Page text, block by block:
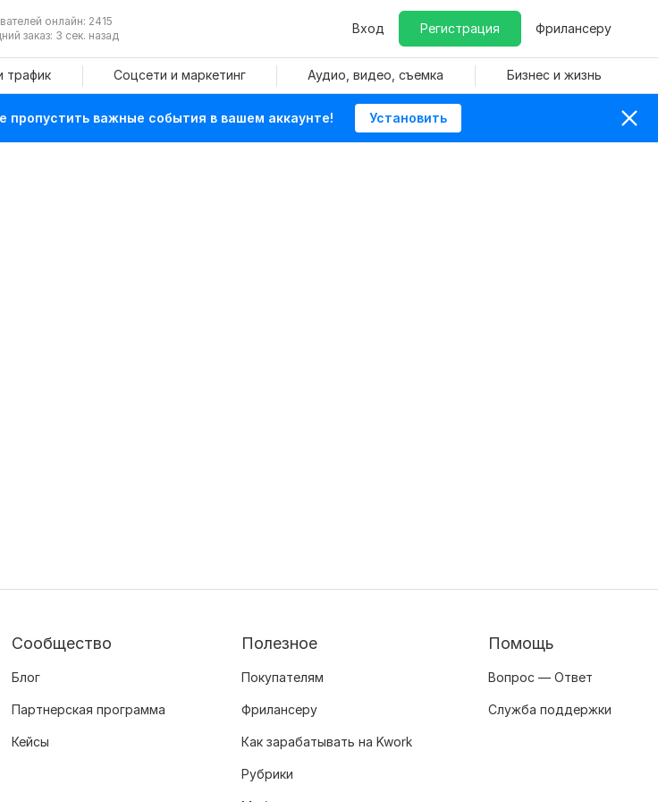
онлайн: 2415
заказ: 3 сек. назад
Вход Регистрация Фрилансеру
трафик Соцсети и маркетинг Аудио, видео, съемка Бизнес и жизнь
пропустить важные события в вашем аккаунте! Установить
Сообщество
Блог
Партнерская программа
Кейсы
Полезное
Покупателям
Фрилансеру
Как зарабатывать на Kwork
Рубрики
Помощь
Вопрос — Ответ
Служба поддержки